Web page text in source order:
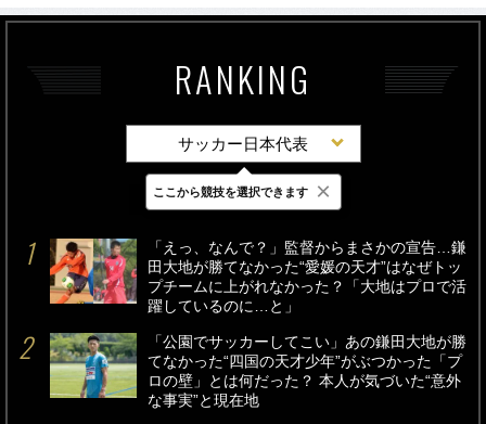
RANKING
サッカー日本代表
最新 24時間 週間
「えっ、なんで？」監督からまさかの宣告…鎌
田大地が勝てなかった“愛媛の天才”はなぜトッ
プチームに上がれなかった？「大地はプロで活
躍しているのに…と」
「公園でサッカーしてこい」あの鎌田大地が勝
てなかった“四国の天才少年”がぶつかった「プ
ロの壁」とは何だった？ 本人が気づいた“意外
な事実”と現在地
ここから競技を選択できます ×